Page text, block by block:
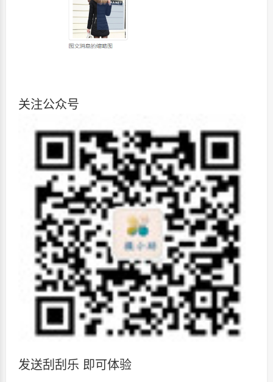
关注公众号
发送刮刮乐 即可体验